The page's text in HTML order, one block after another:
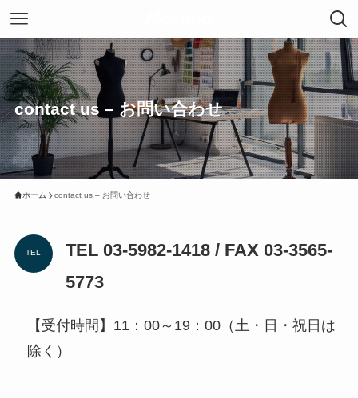
contact us – お問い合わせ
ホーム contact us – お問い合わせ
TEL
TEL 03-5982-1418 / FAX 03-3565-
5773
【受付時間】11：00～19：00（土・日・祝日は
除く）